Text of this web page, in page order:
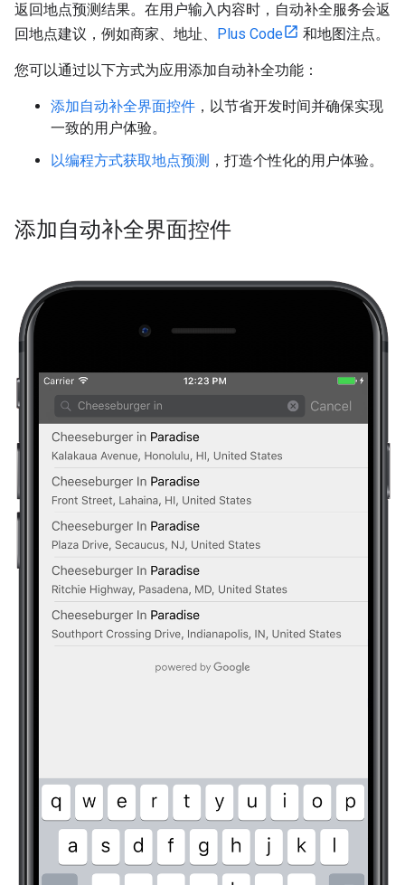
返回地点预测结果。在用户输入内容时，自动补全服务会返
回地点建议，例如商家、地址、 Plus Code 和地图注点。
您可以通过以下方式为应用添加自动补全功能：
添加自动补全界面控件 ，以节省开发时间并确保实现
一致的用户体验。
以编程方式获取地点预测 ，打造个性化的用户体验。
添加自动补全界面控件